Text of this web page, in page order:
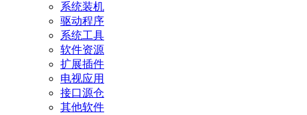
系统装机
驱动程序
系统工具
软件资源
扩展插件
电视应用
接口源仓
其他软件